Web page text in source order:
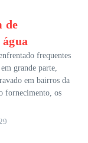
de
frequentes
grande parte,
em bairros da
fornecimento, os